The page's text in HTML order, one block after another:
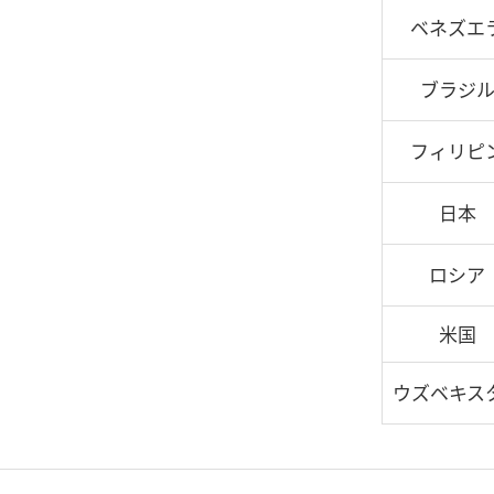
ベネズエ
ブラジル
フィリピ
日本
ロシア
米国
ウズベキス